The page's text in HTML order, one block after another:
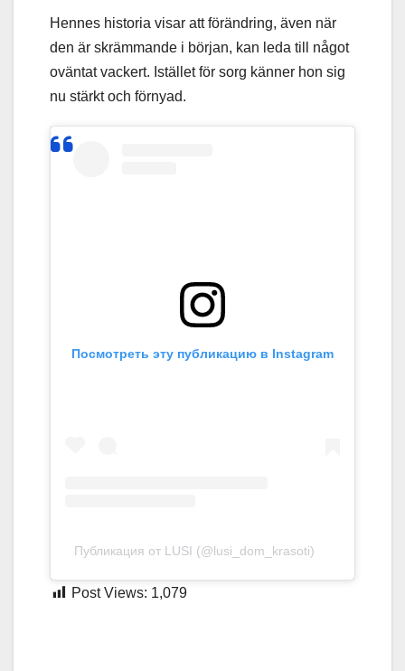
Hennes historia visar att förändring, även när
den är skrämmande i början, kan leda till något
oväntat vackert. Istället för sorg känner hon sig
nu stärkt och förnyad.
Посмотреть эту публикацию в Instagram
Публикация от LUSI (@lusi_dom_krasoti)
Post Views: 1,079